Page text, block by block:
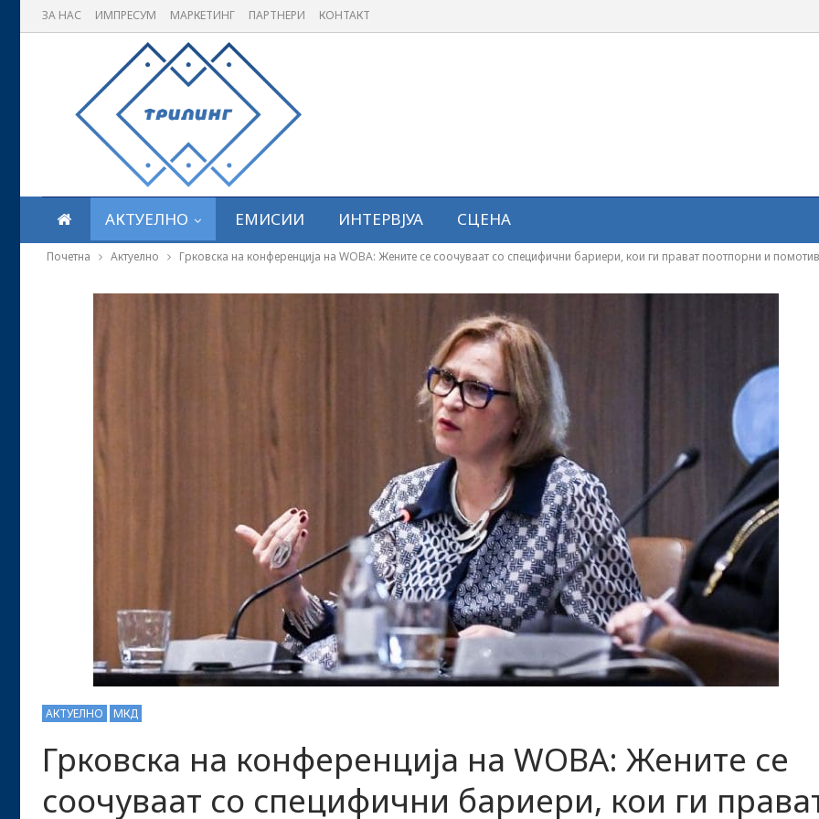
ЗА НАС ИМПРЕСУМ МАРКЕТИНГ ПАРТНЕРИ КОНТАКТ
АКТУЕЛНО ЕМИСИИ ИНТЕРВЈУА СЦЕНА
Почетна Актуелно Грковска на конференција на WOBA: Жените се соочуваат со специфични бариери, кои ги прават поотпорни и
АКТУЕЛНО МКД
Грковска на конференција на WOBA: Жените се
соочуваат со специфични бариери, кои ги